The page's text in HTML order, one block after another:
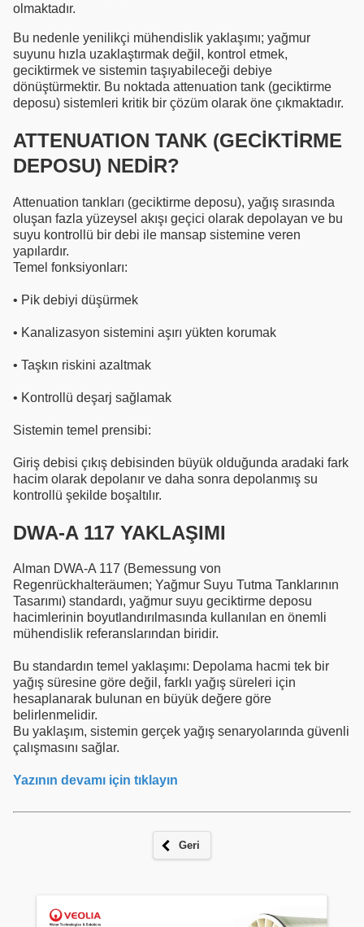
olmaktadır.
Bu nedenle yenilikçi mühendislik yaklaşımı; yağmur
suyunu hızla uzaklaştırmak değil, kontrol etmek,
geciktirmek ve sistemin taşıyabileceği debiye
dönüştürmektir. Bu noktada attenuation tank (geciktirme
deposu) sistemleri kritik bir çözüm olarak öne çıkmaktadır.
ATTENUATION TANK (GECİKTİRME
DEPOSU) NEDİR?
Attenuation tankları (geciktirme deposu), yağış sırasında
oluşan fazla yüzeysel akışı geçici olarak depolayan ve bu
suyu kontrollü bir debi ile mansap sistemine veren
yapılardır.
Temel fonksiyonları:
• Pik debiyi düşürmek
• Kanalizasyon sistemini aşırı yükten korumak
• Taşkın riskini azaltmak
• Kontrollü deşarj sağlamak
Sistemin temel prensibi:
Giriş debisi çıkış debisinden büyük olduğunda aradaki fark
hacim olarak depolanır ve daha sonra depolanmış su
kontrollü şekilde boşaltılır.
DWA-A 117 YAKLAŞIMI
Alman DWA-A 117 (Bemessung von
Regenrückhalteräumen; Yağmur Suyu Tutma Tanklarının
Tasarımı) standardı, yağmur suyu geciktirme deposu
hacimlerinin boyutlandırılmasında kullanılan en önemli
mühendislik referanslarından biridir.
Bu standardın temel yaklaşımı: Depolama hacmi tek bir
yağış süresine göre değil, farklı yağış süreleri için
hesaplanarak bulunan en büyük değere göre
belirlenmelidir.
Bu yaklaşım, sistemin gerçek yağış senaryolarında güvenli
çalışmasını sağlar.
Yazının devamı için tıklayın
Geri